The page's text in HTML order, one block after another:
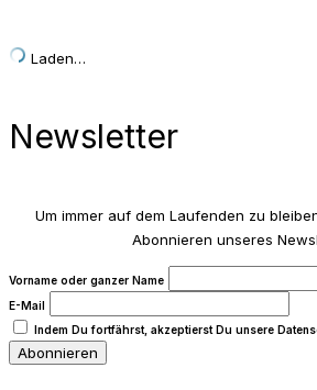
Laden…
Newsletter
Um immer auf dem Laufenden zu
Abonnieren unseres
Vorname oder ganzer Name
E-Mail
Indem Du fortfährst, akzeptierst Du unsere